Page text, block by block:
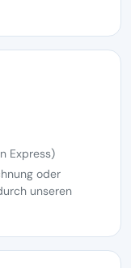
Express)
oder
unseren